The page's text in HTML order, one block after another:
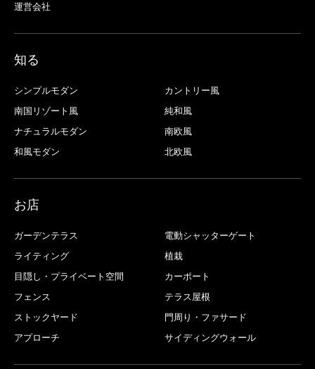
運営会社
知る
シンプルモダン
カントリー風
南国リゾート風
純和風
ナチュラルモダン
南欧風
和風モダン
北欧風
お店
ガーデンテラス
電動シャッターゲート
ライティング
植栽
目隠し・プライベート空間
カーポート
フェンス
テラス屋根
ストックヤード
門周り・ファサード
アプローチ
サイディングウォール